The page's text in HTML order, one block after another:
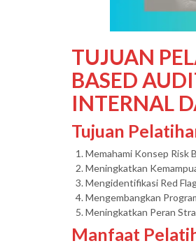
TUJUAN
BASED
INTERNAL
Tujuan
Memahami Konsep Risk
Meningkatkan
Mengidentifikasi Red
Mengembangkan
Meningkatkan Peran
Manfaat